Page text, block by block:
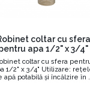
coltar cu sfera
apa 1/2" x 3/4"
coltar cu sfera
1/2" x 3/4" Utilizare:
apă potabilă şi încălzire în